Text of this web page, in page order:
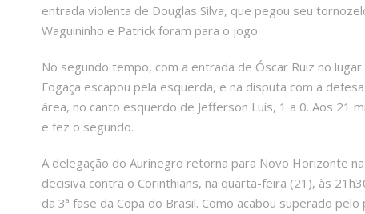
entrada violenta de Douglas Silva, que pegou seu
Waguininho e Patrick foram para o jogo.
No segundo tempo, com a entrada de Óscar Ruiz no
Fogaça escapou pela esquerda, e na disputa com a
área, no canto esquerdo de Jefferson Luís, 1 a 0. Aos 21
e fez o segundo.
A delegação do Aurinegro retorna para Novo Horizonte
decisiva contra o Corinthians, na quarta-feira (21), às
da 3ª fase da Copa do Brasil. Como acabou superado